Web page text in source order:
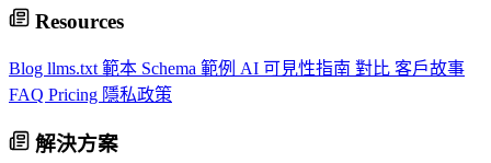
Resources
Blog llms.txt 範本 Schema 範例 AI 可見性指南 對比 客戶故事
FAQ Pricing 隱私政策
解決方案